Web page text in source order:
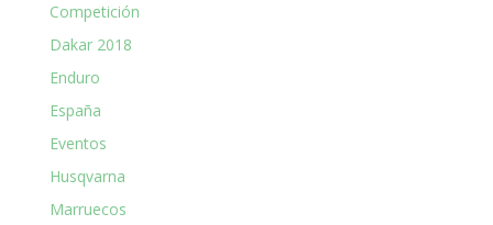
Competición
Dakar 2018
Enduro
España
Eventos
Husqvarna
Marruecos